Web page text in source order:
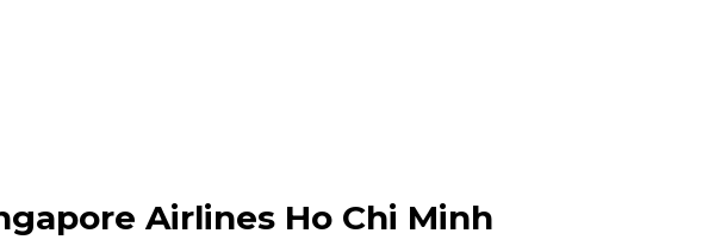
Airlines Ho Chi Minh